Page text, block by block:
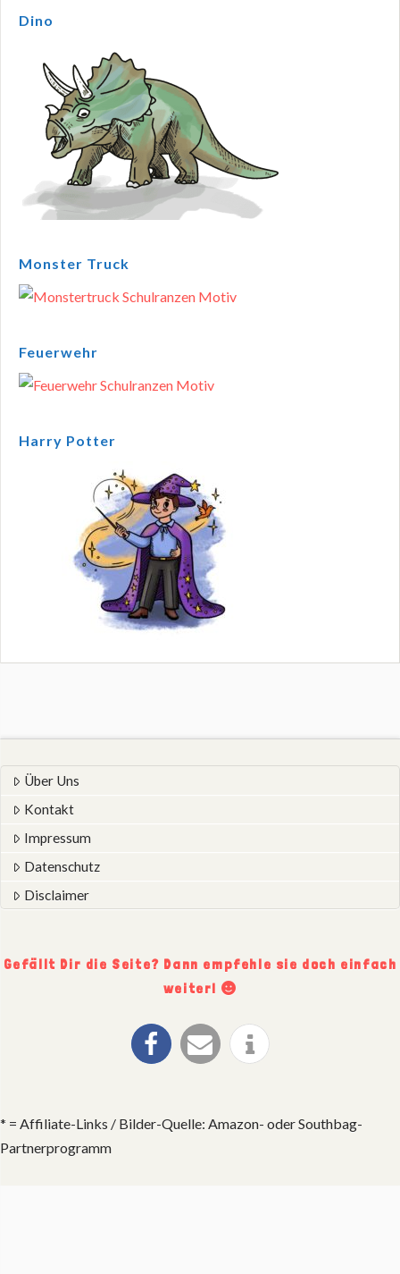
Dino
Monster Truck
Feuerwehr
Harry Potter
Über Uns
Kontakt
Impressum
Datenschutz
Disclaimer
Gefällt Dir die Seite? Dann empfehle sie doch einfach
weiter!
* = Affiliate-Links / Bilder-Quelle: Amazon- oder Southbag-
Partnerprogramm